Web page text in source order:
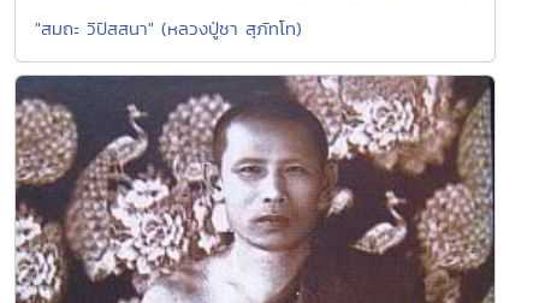
"สมถะ วิปัสสนา" (หลวงปู่ชา สุภัทโท)